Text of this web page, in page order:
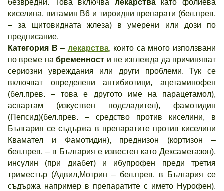
безвредни. Това включва лекарствакато фолиева
киселина, витамин В6 и тироидни препарати (бел.прев.
– за щитовидната жлеза) в умерени или дози по
предписание.
Категория В – лекарства, които са много използвани
по време набременност и не изглежда да причиняват
сериозни увреждания или други проблеми. Тук се
включват определени антибиотици, ацетаминофен
(бел.прев. – това е другото име на парацетамол),
аспартам (изкуствен подсладител), фамотидин
(Пепсид)(бел.прев. – средство против киселини, в
България се съдържа в препаратите против киселини
Квамател и Фамотидин), преднизон (кортизон –
бел.прев. – в България е известен като Дексаметазон),
инсулин (при диабет) и ибупрофен преди третия
триместър (Адвил,Мотрин – бел.прев. в България се
съдържа например в препаратите с името Нурофен).